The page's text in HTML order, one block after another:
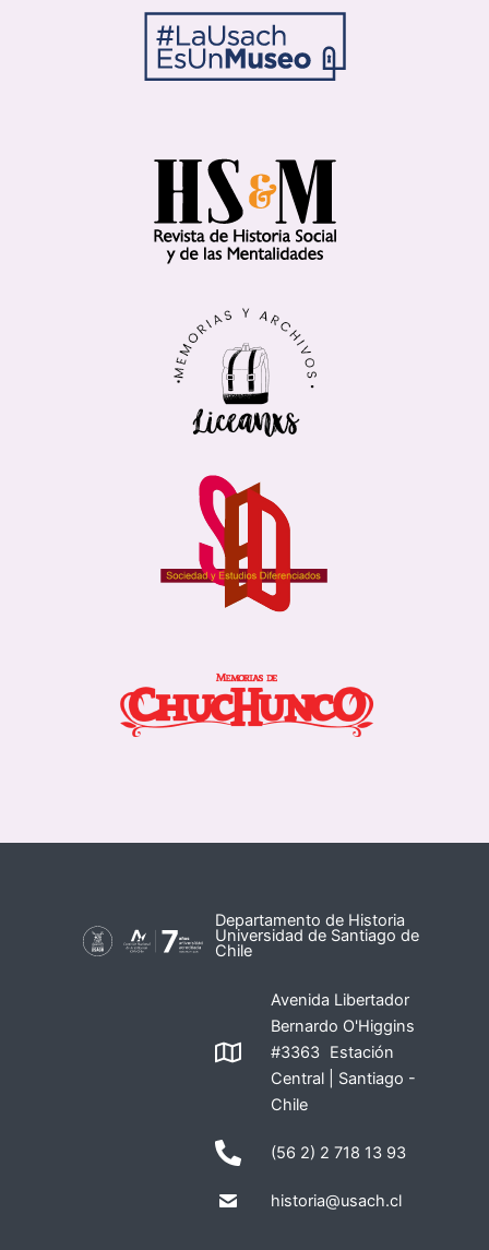
Departamento de Historia
Universidad de Santiago de
Chile
Avenida Libertador
Bernardo O'Higgins
#3363 Estación
Central | Santiago -
Chile
(56 2) 2 718 13 93
historia@usach.cl